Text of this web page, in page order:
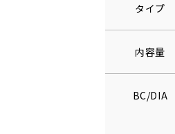
タイプ
内容量
BC/DIA